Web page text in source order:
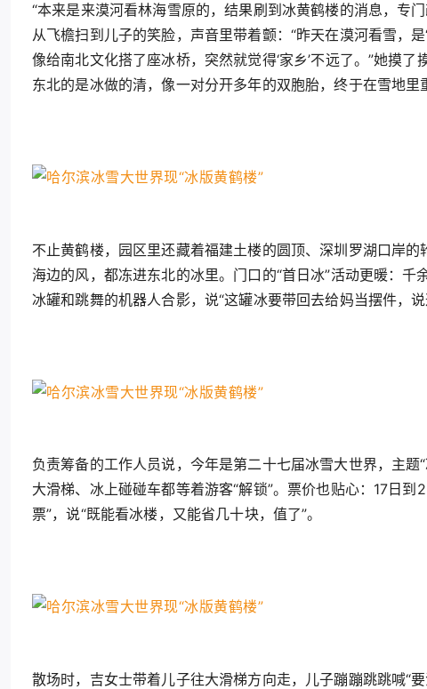
“本来是来漠河看林海雪原的，结果刷到冰黄鹤楼的消息，专
从飞檐扫到儿子的笑脸，声音里带着颤：“昨天在漠河看雪，
像给南北文化搭了座冰桥，突然就觉得‘家乡’不远了。”她摸
东北的是冰做的清，像一对分开多年的双胞胎，终于在雪地里
不止黄鹤楼，园区里还藏着福建土楼的圆顶、深圳罗湖口岸
海边的风，都冻进东北的冰里。门口的“首日冰”活动更暖：
冰罐和跳舞的机器人合影，说“这罐冰要带回去给妈当摆件，说
负责筹备的工作人员说，今年是第二十七届冰雪大世界，主
大滑梯、冰上碰碰车都等着游客“解锁”。票价也贴心：17日
票”，说“既能看冰楼，又能省几十块，值了”。
散场时，吉女士带着儿子往大滑梯方向走，儿子蹦蹦跳跳喊“